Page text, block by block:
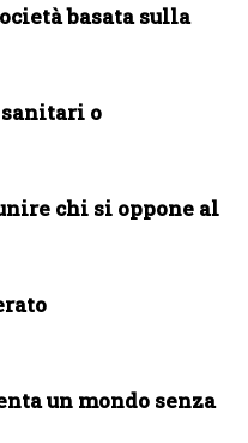
basata sulla
o
chi si oppone al
un mondo senza